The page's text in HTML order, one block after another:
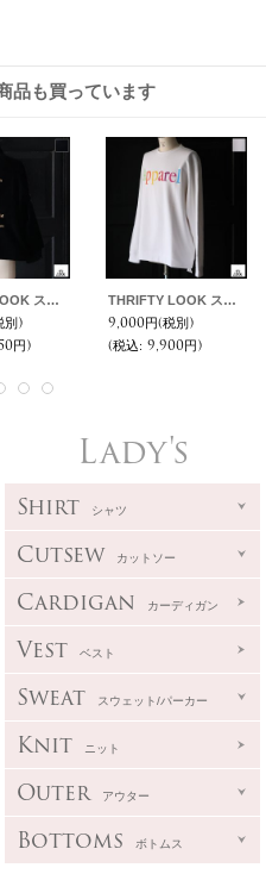
品も買っています
THRIFTY LOOK スリフティールック (tl25s003vr) / SOUVENIR VIET-NAM 1965 JACKET VELOR
別)
円)
THRIFTY LOOK スリフティルック(tl25f024) / Apparel 裏起毛 クルーネック スウェット
9,000円(税別)
(税込: 9,900円)
Lady's
Shirt シャツ
Cutsew カットソー
Cardigan カーディガン
Vest ベスト
Sweat スウェット/パーカー
Knit ニット
Outer アウター
Bottoms ボトムス